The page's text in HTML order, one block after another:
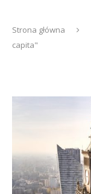
Strona główna
capita"